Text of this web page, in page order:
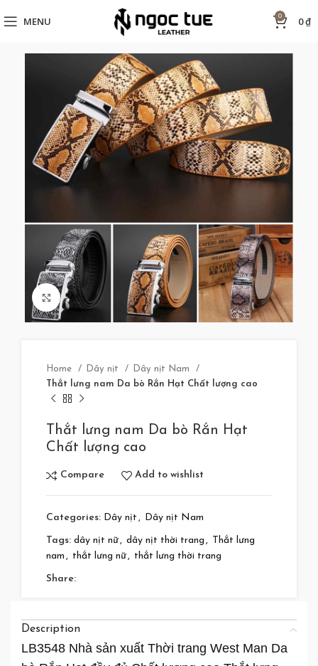
MENU 0 0₫
Click to enlarge
Home Dây nịt
Dây nịt Nam
Thắt lưng nam Da bò Rắn Hạt Chất lượng cao
Thắt lưng nam Da bò Rắn Hạt
Chất lượng cao
Compare Add to wishlist
Categories: Dây nịt , Dây nịt Nam
Tags: dây nịt nữ , dây nịt thời trang , Thắt lưng
nam , thắt lưng nữ , thắt lưng thời trang
Share:
Description
LB3548 Nhà sản xuất Thời trang West Man Da